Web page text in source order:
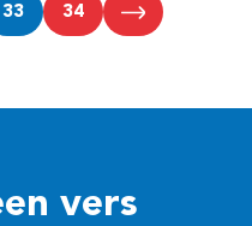
33 34
vers